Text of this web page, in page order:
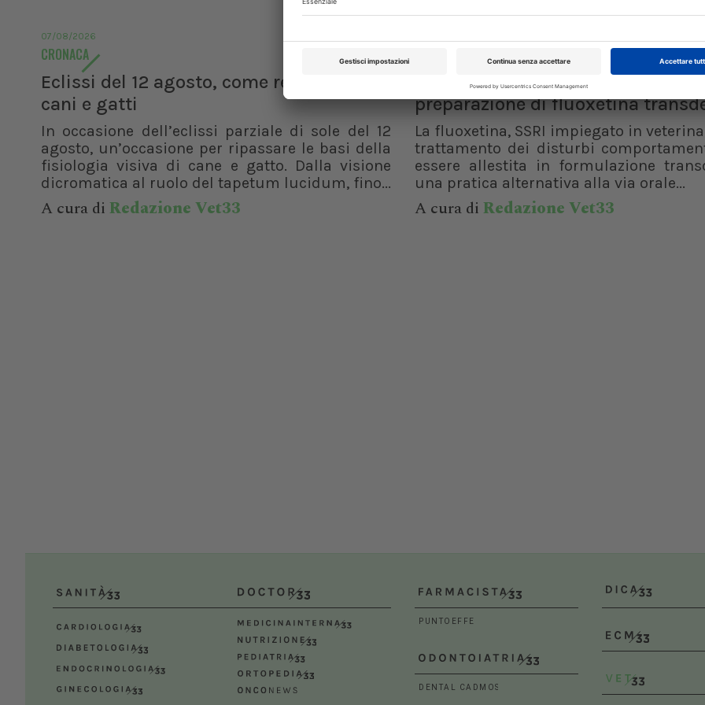
07/08/2026
CRONACA
Eclissi del 12 agosto, come reagiscono
cani e gatti
In occasione dell’eclissi parziale di sole del 12
agosto, un’occasione per ripassare le basi della
fisiologia visiva di cane e gatto. Dalla visione
dicromatica al ruolo del tapetum lucidum, fino...
A cura di Redazione Vet33
Disturbi comportamentali, una
preparazione di fluoxetina
La fluoxetina, SSRI impiegato in
trattamento dei disturbi
essere allestita in formulazione
una pratica alternativa alla via orale...
A cura di Redazione Vet33